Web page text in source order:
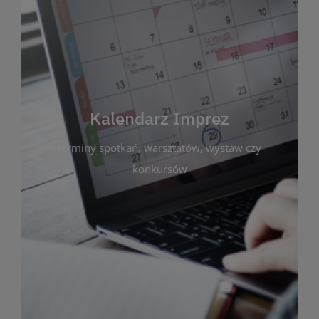
Kalendarz Imprez
terminy spotkań, warsztatów, wystaw czy
konkursów
Kalendarz Imprez
Zakładka ta gromadzi wszystkie planowane
wydarzenia kulturalne i edukacyjne organizowane
przez bibliotekę. Możesz tu sprawdzić terminy
spotkań, warsztatów, wystaw czy konkursów.
Dzięki przejrzystemu kalendarzowi łatwo
zaplanujesz udział w interesujących Cię
wydarzeniach. Aktualizujemy harmonogram na
bieżąco, by zawsze był zgodny z planem pracy
biblioteki. Zapraszamy do śledzenia i uczestnictwa
w życiu kulturalnym miasta!
WIĘCEJ